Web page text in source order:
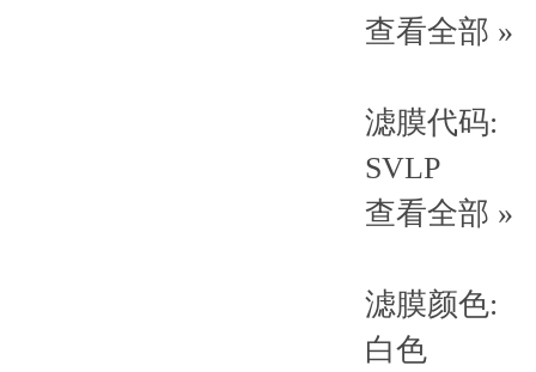
查看全部 »
滤膜代码:
SVLP
查看全部 »
滤膜颜色:
白色